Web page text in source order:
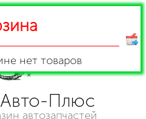
Плюс
автозапчастей
нет товаров